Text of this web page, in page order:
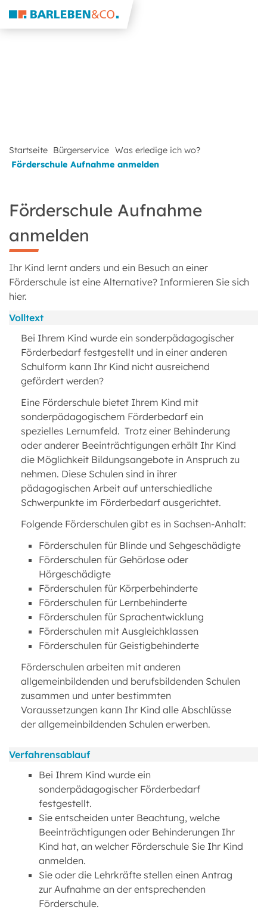
Startseite Bürgerservice Was erledige ich wo?
Förderschule Aufnahme anmelden
Förderschule Aufnahme
anmelden
Ihr Kind lernt anders und ein Besuch an einer
Förderschule ist eine Alternative? Informieren Sie sich
hier.
Volltext
Bei Ihrem Kind wurde ein sonderpädagogischer
Förderbedarf festgestellt und in einer anderen
Schulform kann Ihr Kind nicht ausreichend
gefördert werden?
Eine Förderschule bietet Ihrem Kind mit
sonderpädagogischem Förderbedarf ein
spezielles Lernumfeld. Trotz einer Behinderung
oder anderer Beeinträchtigungen erhält Ihr Kind
die Möglichkeit Bildungsangebote in Anspruch zu
nehmen. Diese Schulen sind in ihrer
pädagogischen Arbeit auf unterschiedliche
Schwerpunkte im Förderbedarf ausgerichtet.
Folgende Förderschulen gibt es in Sachsen-Anhalt:
Förderschulen für Blinde und Sehgeschädigte
Förderschulen für Gehörlose oder
Hörgeschädigte
Förderschulen für Körperbehinderte
Förderschulen für Lernbehinderte
Förderschulen für Sprachentwicklung
Förderschulen mit Ausgleichklassen
Förderschulen für Geistigbehinderte
Förderschulen arbeiten mit anderen
allgemeinbildenden und berufsbildenden Schulen
zusammen und unter bestimmten
Voraussetzungen kann Ihr Kind alle Abschlüsse
der allgemeinbildenden Schulen erwerben.
Verfahrensablauf
Bei Ihrem Kind wurde ein
sonderpädagogischer Förderbedarf
festgestellt.
Sie entscheiden unter Beachtung, welche
Beeinträchtigungen oder Behinderungen Ihr
Kind hat, an welcher Förderschule Sie Ihr Kind
anmelden.
Sie oder die Lehrkräfte stellen einen Antrag
zur Aufnahme an der entsprechenden
Förderschule.